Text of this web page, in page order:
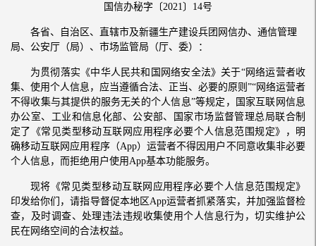
国信办秘字〔2021〕14号
各省、自治区、直辖市及新疆生产建设兵团网信办、通信管理
局、公安厅（局）、市场监管局（厅、委）：
为贯彻落实《中华人民共和国网络安全法》关于“网络运营者收
集、使用个人信息，应当遵循合法、正当、必要的原则”“网络运营者
不得收集与其提供的服务无关的个人信息”等规定，国家互联网信息
办公室、工业和信息化部、公安部、国家市场监督管理总局联合制
定了《常见类型移动互联网应用程序必要个人信息范围规定》，明
确移动互联网应用程序（App）运营者不得因用户不同意收集非必要
个人信息，而拒绝用户使用App基本功能服务。
现将《常见类型移动互联网应用程序必要个人信息范围规定》
印发给你们，请指导督促本地区App运营者抓紧落实，并加强监督检
查，及时调查、处理违法违规收集使用个人信息行为，切实维护公
民在网络空间的合法权益。